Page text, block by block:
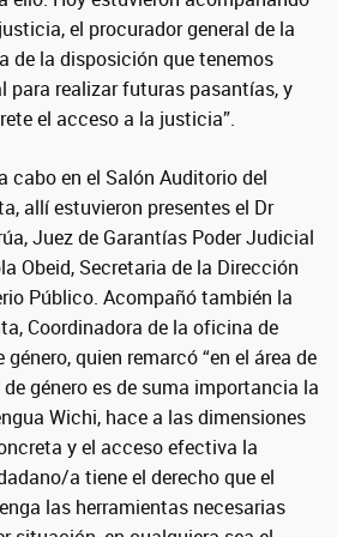
el procurador general de la
de la disposición que tenemos
para realizar futuras pasantías, y
el acceso a la justicia”.
cabo en el Salón Auditorio del
allí estuvieron presentes el Dr
Juez de Garantías Poder Judicial
Obeid, Secretaria de la Dirección
Público. Acompañó también la
Coordinadora de la oficina de
quien remarcó “en el área de
género es de suma importancia la
Wichi, hace a las dimensiones
y el acceso efectiva la
a tiene el derecho que el
las herramientas necesarias